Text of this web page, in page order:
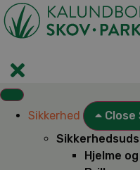
Videre
til
indhold
Sikkerhed Close
Hjelme